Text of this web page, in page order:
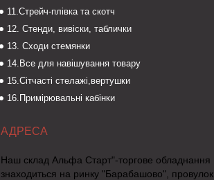
11.Стрейч-плівка та скотч
12. Стенди, вивіски, таблички
13. Сходи стемянки
14.Все для навішування товару
15.Сітчасті стелажі,вертушки
16.Примірювальні кабінки
Наш склад Альфа Старт"-торгове обладнання
знаходиться на ринку "Барабашово", провулок